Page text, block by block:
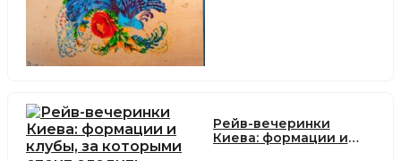
Рейв-вечеринки
Киева: формации и